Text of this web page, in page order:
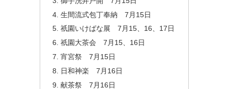
生間流式包丁奉納 7月15日
祇園いけばな展 7月15、16、17日
祇園大茶会 7月15、16日
宵宮祭 7月15日
日和神楽 7月16日
献茶祭 7月16日